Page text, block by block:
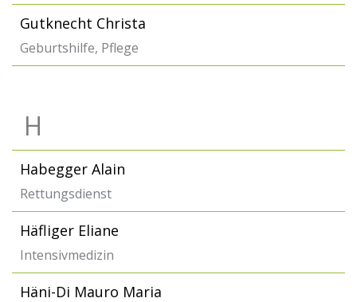
Gutknecht Christa
Geburtshilfe, Pflege
H
Habegger Alain
Rettungsdienst
Häfliger Eliane
Intensivmedizin
Häni-Di Mauro Maria